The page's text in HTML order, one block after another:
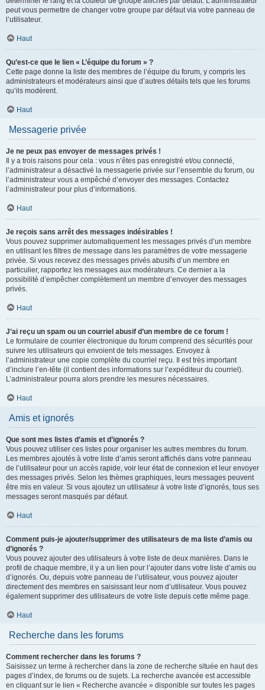
peut vous permettre de changer votre groupe par défaut via votre panneau de
l’utilisateur.
Haut
Qu’est-ce que le lien « L’équipe du forum » ?
Cette page donne la liste des membres de l’équipe du forum, y compris les
administrateurs et modérateurs ainsi que d’autres détails tels que les forums
qu’ils modèrent.
Haut
Messagerie privée
Je ne peux pas envoyer de messages privés !
Il y a trois raisons pour cela : vous n’êtes pas enregistré et/ou connecté,
l’administrateur a désactivé la messagerie privée sur l’ensemble du forum, ou
l’administrateur vous a empêché d’envoyer des messages. Contactez
l’administrateur pour plus d’informations.
Haut
Je reçois sans arrêt des messages indésirables !
Vous pouvez supprimer automatiquement les messages privés d’un membre
en utilisant les filtres de message dans les paramètres de votre messagerie
privée. Si vous recevez des messages privés abusifs d’un membre en
particulier, rapportez les messages aux modérateurs. Ce dernier a la
possibilité d’empêcher complètement un membre d’envoyer des messages
privés.
Haut
J’ai reçu un spam ou un courriel abusif d’un membre de ce forum !
Le formulaire de courrier électronique du forum comprend des sécurités pour
suivre les utilisateurs qui envoient de tels messages. Envoyez à
l’administrateur une copie complète du courriel reçu. Il est très important
d’inclure l’en-tête (il contient des informations sur l’expéditeur du courriel).
L’administrateur pourra alors prendre les mesures nécessaires.
Haut
Amis et ignorés
Que sont mes listes d’amis et d’ignorés ?
Vous pouvez utiliser ces listes pour organiser les autres membres du forum.
Les membres ajoutés à votre liste d’amis seront affichés dans votre panneau
de l’utilisateur pour un accès rapide, voir leur état de connexion et leur envoyer
des messages privés. Selon les thèmes graphiques, leurs messages peuvent
être mis en valeur. Si vous ajoutez un utilisateur à votre liste d’ignorés, tous ses
messages seront masqués par défaut.
Haut
Comment puis-je ajouter/supprimer des utilisateurs de ma liste d’amis ou
d’ignorés ?
Vous pouvez ajouter des utilisateurs à votre liste de deux manières. Dans le
profil de chaque membre, il y a un lien pour l’ajouter dans votre liste d’amis ou
d’ignorés. Ou, depuis votre panneau de l’utilisateur, vous pouvez ajouter
directement des membres en saisissant leur nom d’utilisateur. Vous pouvez
également supprimer des utilisateurs de votre liste depuis cette même page.
Haut
Recherche dans les forums
Comment rechercher dans les forums ?
Saisissez un terme à rechercher dans la zone de recherche située en haut des
pages d’index, de forums ou de sujets. La recherche avancée est accessible
en cliquant sur le lien « Recherche avancée » disponible sur toutes les pages